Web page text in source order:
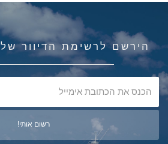
הירשם לרשימת הדיוור של IsraelClouds